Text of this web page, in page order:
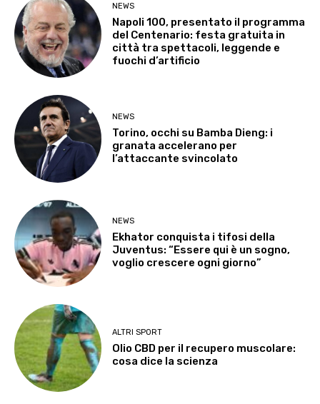
NEWS
Napoli 100, presentato il programma
del Centenario: festa gratuita in
città tra spettacoli, leggende e
fuochi d’artificio
NEWS
Torino, occhi su Bamba Dieng: i
granata accelerano per
l’attaccante svincolato
NEWS
Ekhator conquista i tifosi della
Juventus: “Essere qui è un sogno,
voglio crescere ogni giorno”
ALTRI SPORT
Olio CBD per il recupero muscolare:
cosa dice la scienza